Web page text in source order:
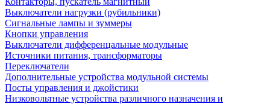
Выключатели нагрузки (рубильники)
Сигнальные лампы и зуммеры
Кнопки управления
Выключатели дифференцальные модульные
Источники питания, трансформаторы
Переключатели
Дополнительные устройства модульной системы
Посты управления и джойстики
Низковольтные устройства различного назначения и